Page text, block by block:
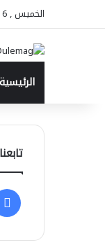
الخميس , 6 أغسطس 2026
الرئيسية
تابعنا